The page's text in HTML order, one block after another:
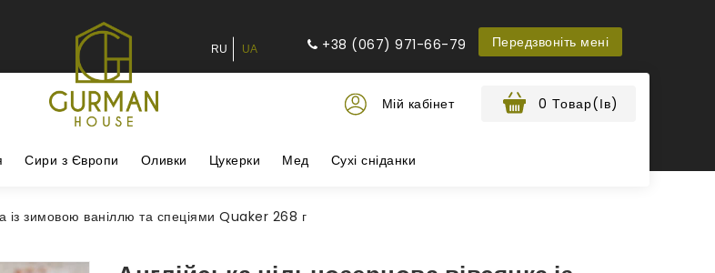
RU UA +38 (067) 971-66-79 Передзвоніть мені
Мій кабінет 0 Товар(ів)
Сири з Європи Оливки Цукерки Мед Сухі сніданки
із зимовою ваніллю та спеціями Quaker 268 г